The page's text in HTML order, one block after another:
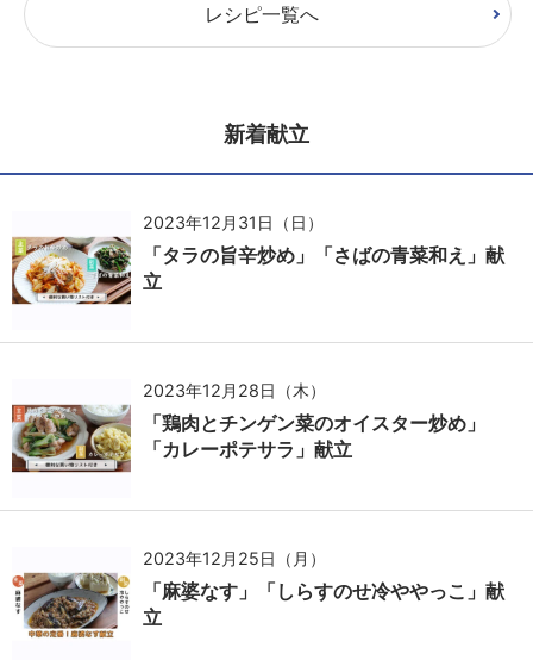
レシピ一覧へ
新着献立
2023年12月31日（日）
「タラの旨辛炒め」「さばの青菜和え」献
立
2023年12月28日（木）
「鶏肉とチンゲン菜のオイスター炒め」
「カレーポテサラ」献立
2023年12月25日（月）
「麻婆なす」「しらすのせ冷ややっこ」献
立